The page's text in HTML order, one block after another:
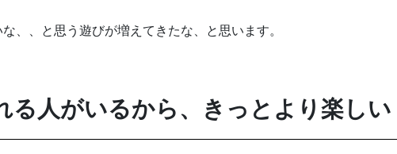
、、と思う遊びが増えてきたな、と思います。
る人がいるから、きっとより楽しい